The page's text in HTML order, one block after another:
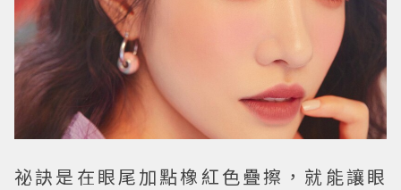
祕訣是在眼尾加點橡紅色疊擦，就能讓眼